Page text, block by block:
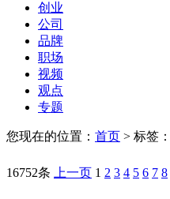
创业
公司
品牌
职场
视频
观点
专题
您现在的位置： 首页 > 标签：
16752条 上一页 1 2 3 4 5 6 7 8